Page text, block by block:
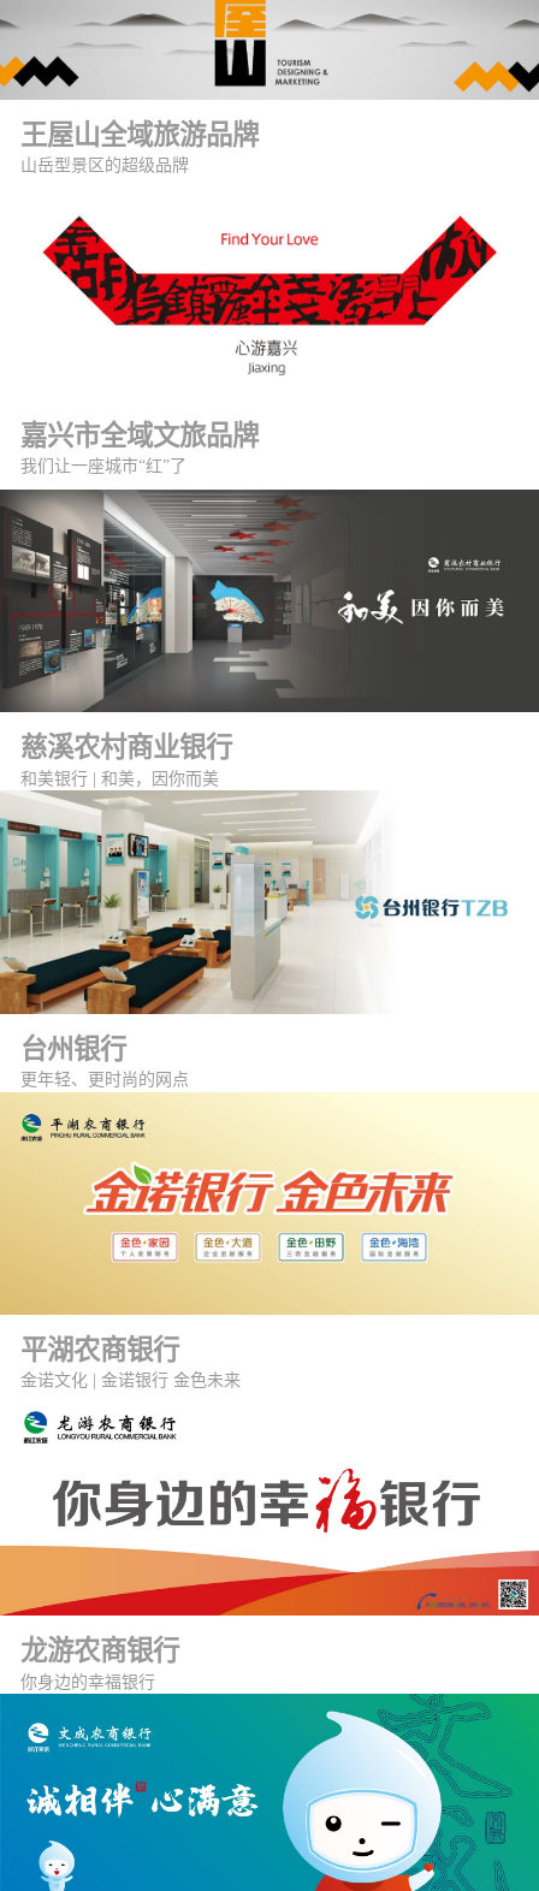
王屋山全域旅游品牌
山岳型景区的超级品牌
嘉兴市全域文旅品牌
我们让一座城市“红”了
慈溪农村商业银行
和美银行 | 和美，因你而美
台州银行
更年轻、更时尚的网点
平湖农商银行
金诺文化 | 金诺银行 金色未来
龙游农商银行
你身边的幸福银行